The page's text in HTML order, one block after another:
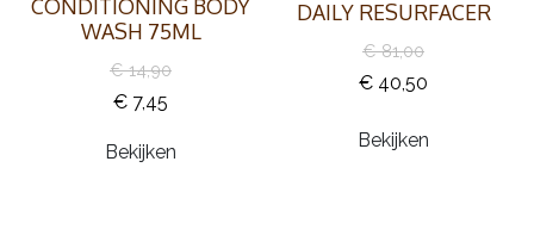
CONDITIONING BODY
WASH 75ML
€ 14,90
€ 7,45
Bekijken
DAILY RESURFACER
€ 81,00
€ 40,50
Bekijken